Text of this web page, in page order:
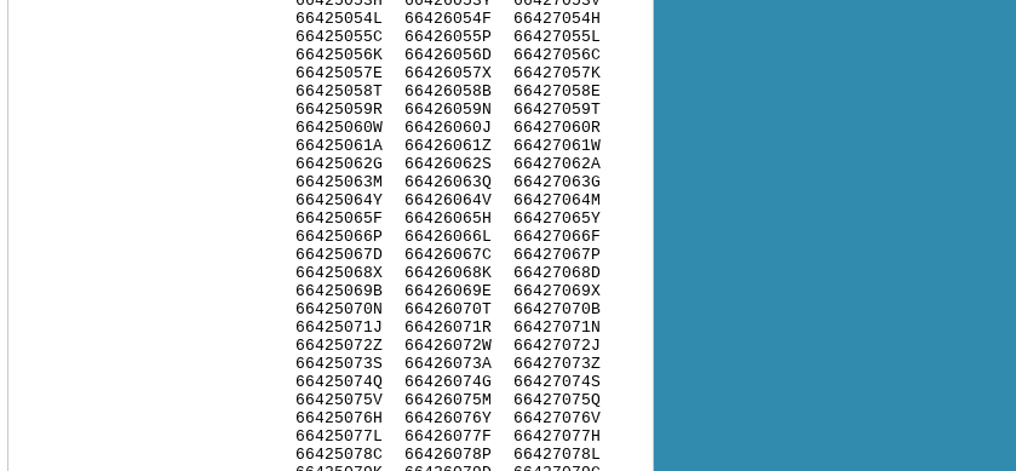
66425054L
66425055C
66425056K
66425057E
66425058T
66425059R
66425060W
66425061A
66425062G
66425063M
66425064Y
66425065F
66425066P
66425067D
66425068X
66425069B
66425070N
66425071J
66425072Z
66425073S
66425074Q
66425075V
66425076H
66425077L
66425078C
66426054F
66426055P
66426056D
66426057X
66426058B
66426059N
66426060J
66426061Z
66426062S
66426063Q
66426064V
66426065H
66426066L
66426067C
66426068K
66426069E
66426070T
66426071R
66426072W
66426073A
66426074G
66426075M
66426076Y
66426077F
66426078P
66427054H
66427055L
66427056C
66427057K
66427058E
66427059T
66427060R
66427061W
66427062A
66427063G
66427064M
66427065Y
66427066F
66427067P
66427068D
66427069X
66427070B
66427071N
66427072J
66427073Z
66427074S
66427075Q
66427076V
66427077H
66427078L